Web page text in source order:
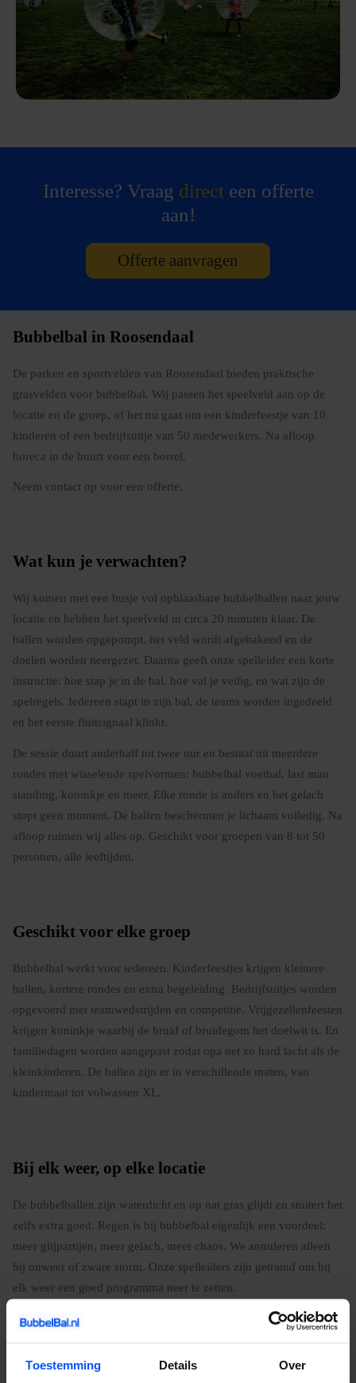
Toestemming Details Over
Interesse? Vraag directeen offerte
aan!
Offerte aanvragen
Bubbelbal in Roosendaal
De parken en sportvelden van Roosendaal bieden praktische
grasvelden voor bubbelbal. Wij passen het speelveld aan op de
locatie en de groep, of het nu gaat om een kinderfeestje van 10
kinderen of een bedrijfsuitje van 50 medewerkers. Na afloop
horeca in de buurt voor een borrel.
Neem contact op voor een offerte.
Wat kun je verwachten?
Wij komen met een busje vol opblaasbare bubbelballen naar jouw
locatie en hebben het speelveld in circa 20 minuten klaar. De
ballen worden opgepompt, het veld wordt afgebakend en de
doelen worden neergezet. Daarna geeft onze spelleider een korte
instructie: hoe stap je in de bal, hoe val je veilig, en wat zijn de
spelregels. Iedereen stapt in zijn bal, de teams worden ingedeeld
en het eerste fluitsignaal klinkt.
De sessie duurt anderhalf tot twee uur en bestaat uit meerdere
rondes met wisselende spelvormen: bubbelbal voetbal, last man
standing, koninkje en meer. Elke ronde is anders en het gelach
stopt geen moment. De ballen beschermen je lichaam volledig. Na
afloop ruimen wij alles op. Geschikt voor groepen van 8 tot 50
personen, alle leeftijden.
Geschikt voor elke groep
Bubbelbal werkt voor iedereen. Kinderfeestjes krijgen kleinere
ballen, kortere rondes en extra begeleiding. Bedrijfsuitjes worden
opgevoerd met teamwedstrijden en competitie. Vrijgezellenfeesten
krijgen koninkje waarbij de bruid of bruidegom het doelwit is. En
familiedagen worden aangepast zodat opa net zo hard lacht als de
kleinkinderen. De ballen zijn er in verschillende maten, van
kindermaat tot volwassen XL.
Bij elk weer, op elke locatie
De bubbelballen zijn waterdicht en op nat gras glijdt en stuitert het
zelfs extra goed. Regen is bij bubbelbal eigenlijk een voordeel:
meer glijpartijen, meer gelach, meer chaos. We annuleren alleen
bij onweer of zware storm. Onze spelleiders zijn getraind om bij
elk weer een goed programma neer te zetten.
Boeken is simpel: neem contact op via de website, geef het aantal
rest. Wil je eerst weten wat het kost? Vraag een offerte aan, je